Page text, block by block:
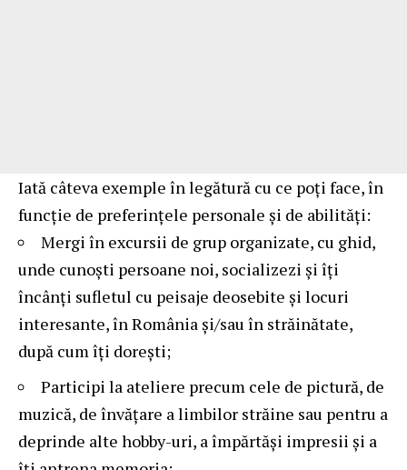
Iată câteva exemple în legătură cu ce poți face, în
funcție de preferințele personale și de abilități:
Mergi în excursii de grup organizate, cu ghid,
unde cunoști persoane noi, socializezi și îți
încânți sufletul cu peisaje deosebite și locuri
interesante, în România și/sau în străinătate,
după cum îți dorești;
Participi la ateliere precum cele de pictură, de
muzică, de învățare a limbilor străine sau pentru a
deprinde alte hobby-uri, a împărtăși impresii și a